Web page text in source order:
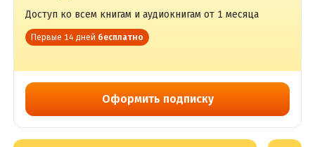
Доступ ко всем книгам и аудиокнигам от 1 месяца
Первые 14 дней бесплатно
Оформить подписку